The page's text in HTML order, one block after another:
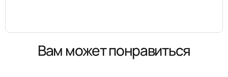
Вам может понравиться